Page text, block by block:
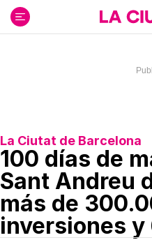
contenido
La Ciutat de Barcelona
100 días de
Sant Andreu
más de
inversiones